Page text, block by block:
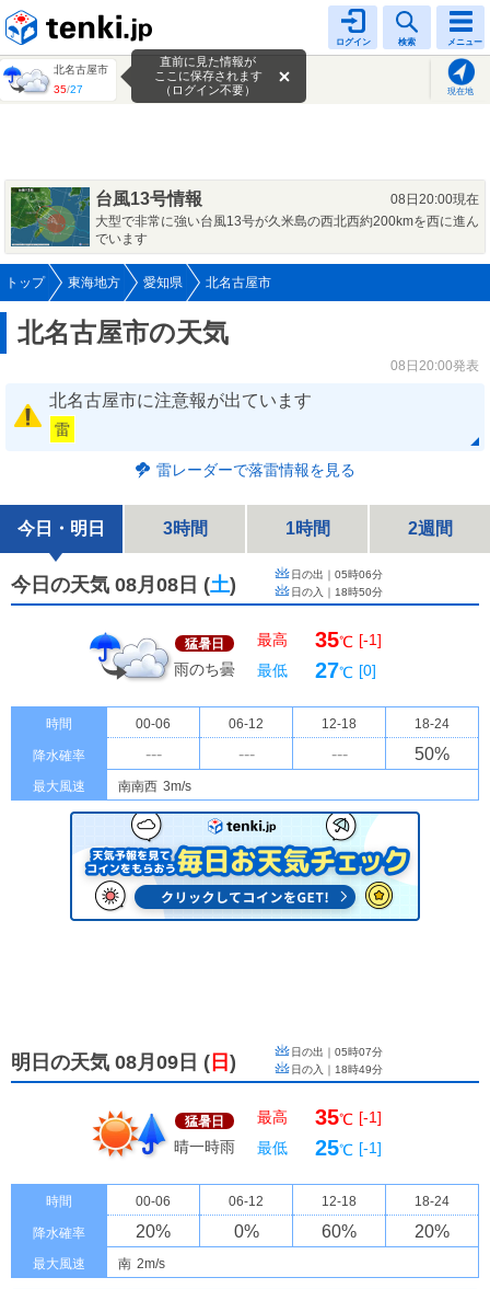
ログイン 検索 メニュー
北名古屋市
35/27 現在地
直前に見た情報が
ここに保存されます
（ログイン不要）
台風13号情報
08日20:00現在
大型で非常に強い台風13号が久米島の西北西約200kmを西に進ん
でいます
トップ 東海地方 愛知県 北名古屋市
北名古屋市の天気
08日20:00発表
北名古屋市に注意報が出ています
雷
雷レーダーで落雷情報を見る
今日・明日 3時間 1時間 2週間
今日の天気 08月08日 (土) 日の出｜ 05時06分
日の入｜ 18時50分
猛暑日
雨のち曇
最高 35℃ [-1]
最低
27℃ [0]
時間 00-06 06-12 12-18 18-24
降水確率 --- --- --- 50%
最大風速 南南西 3m/s
明日の天気 08月09日 ( 日 ) 日の出｜ 05時07分
日の入｜ 18時49分
猛暑日
晴一時雨
最高 35℃ [-1]
最低
25℃ [-1]
時間 00-06 06-12 12-18 18-24
降水確率 20% 0% 60% 20%
最大風速 南 2m/s